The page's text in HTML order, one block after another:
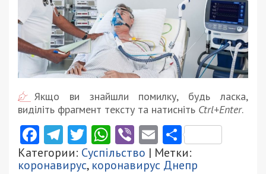
Якщо ви знайшли помилку, будь ласка,
виділіть фрагмент тексту та натисніть Ctrl+Enter.
Facebook
Telegram
Twitter
WhatsApp
ViberEmail
Категории: Суспільство | Метки:
коронавирус, коронавирус Днепр